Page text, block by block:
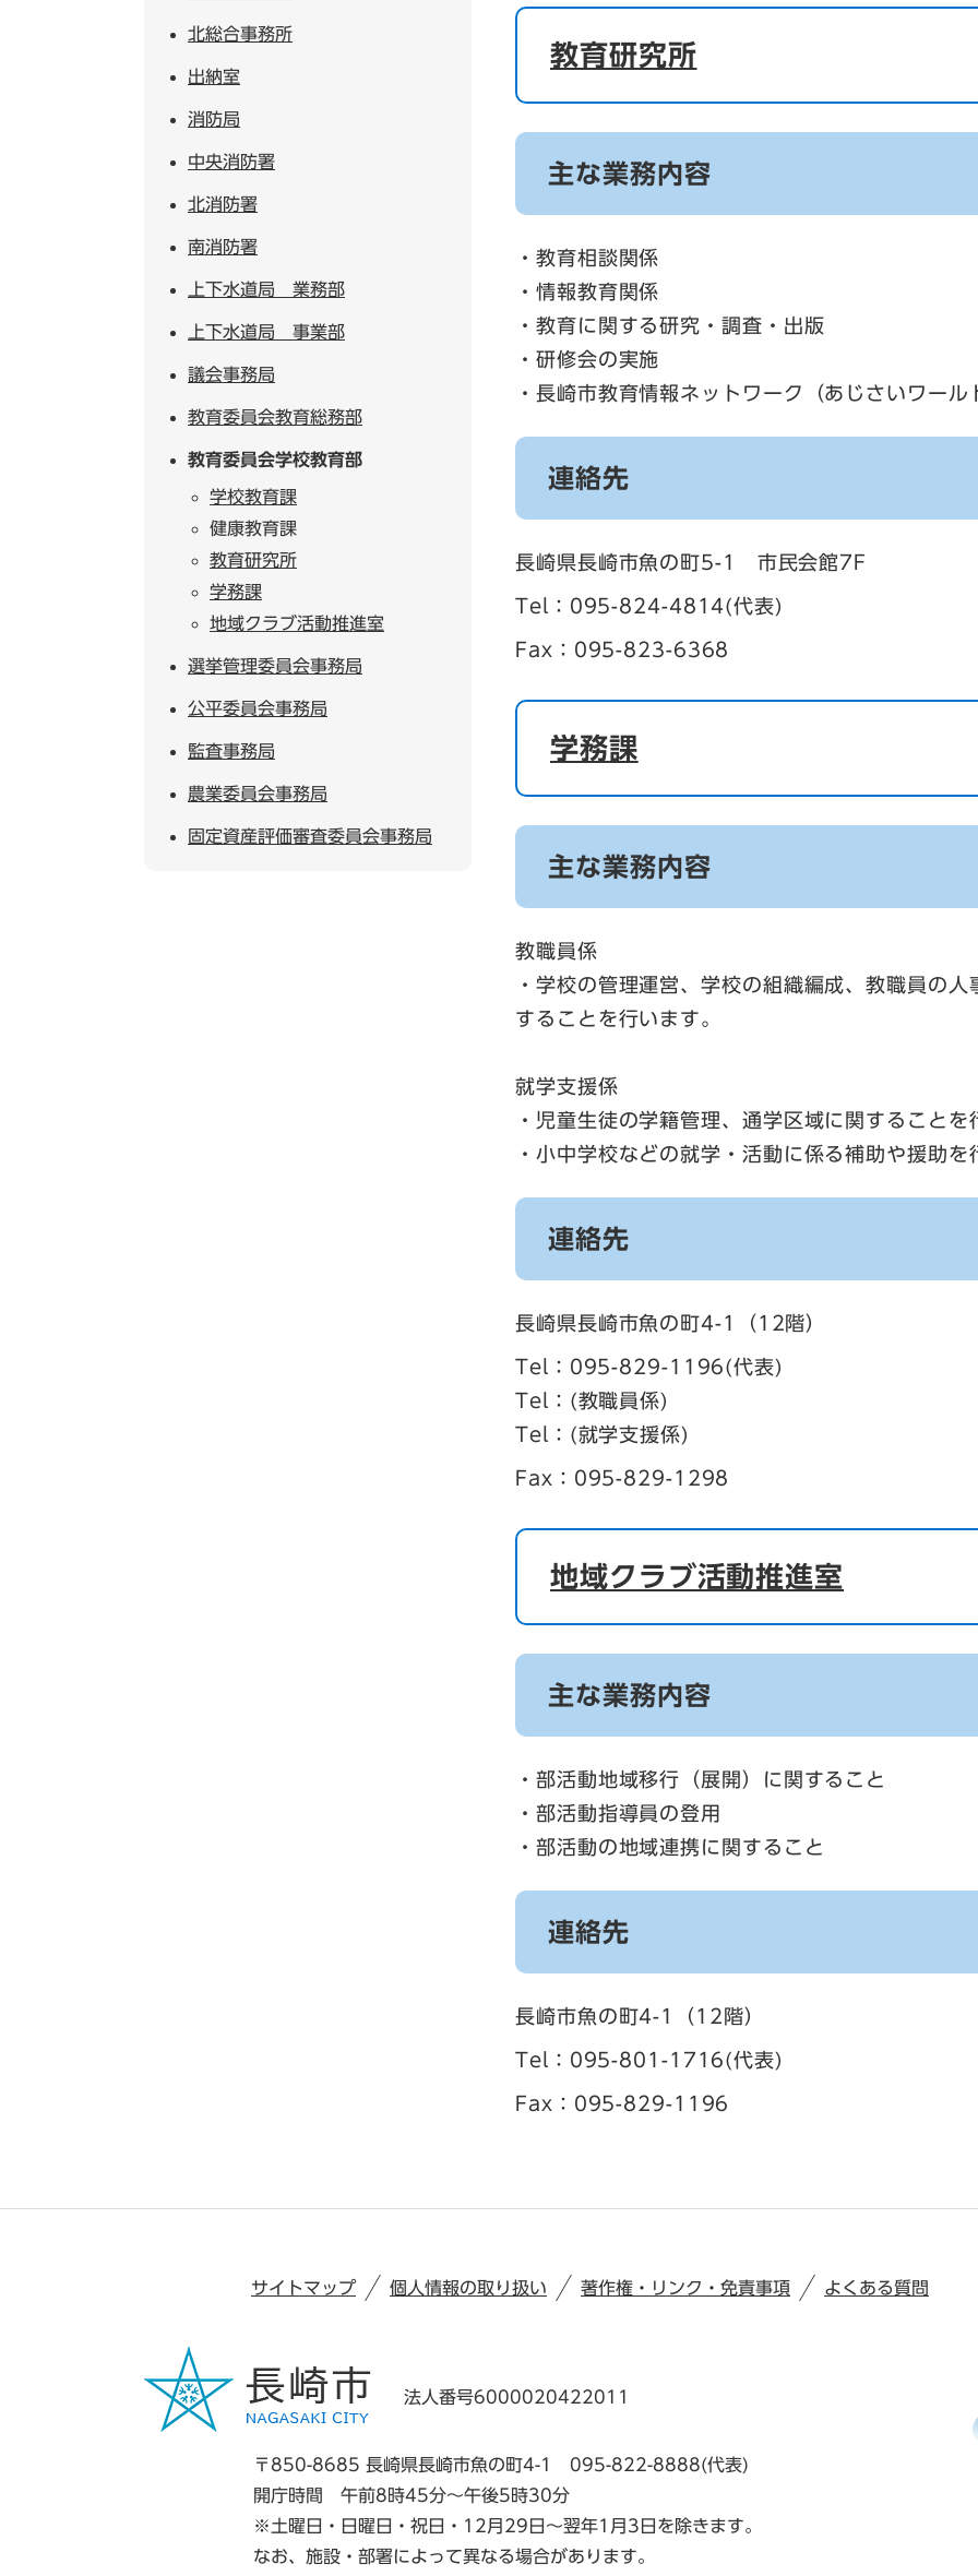
教育研究所
主な業務内容
・教育相談関係
・情報教育関係
・教育に関する研究・調査・出版
・研修会の実施
・長崎市教育情報ネットワーク（あじさいワール
連絡先
長崎県長崎市魚の町5-1 市民会館7F
Tel：095-824-4814 代表
Fax：095-823-6368
学務課
主な業務内容
教職員係
・学校の管理運営、学校の組織編成、教職員の
することを行います。
就学支援係
・児童生徒の学籍管理、通学区域に関することを
・小中学校などの就学・活動に係る補助や援助を
連絡先
長崎県長崎市魚の町4-1（12階）
Tel：095-829-1196 代表
Tel：
教職員係
Tel：
就学支援係
Fax：095-829-1298
地域クラブ活動推進室
主な業務内容
・部活動地域移行（展開）に関すること
・部活動指導員の登用
・部活動の地域連携に関すること
連絡先
長崎市魚の町4-1（12階）
Tel：095-801-1716 代表
Fax：095-829-1196
北総合事務所
出納室
消防局
中央消防署
北消防署
南消防署
上下水道局 業務部
上下水道局 事業部
議会事務局
教育委員会教育総務部
教育委員会学校教育部
学校教育課
健康教育課
教育研究所
学務課
地域クラブ活動推進室
選挙管理委員会事務局
公平委員会事務局
監査事務局
農業委員会事務局
固定資産評価審査委員会事務局
サイトマップ 個人情報の取り扱い 著作権・リンク・免責事項 よくある質問
法人番号6000020422011
〒850-8685 長崎県長崎市魚の町4-1
095-822-8888(代表)
開庁時間 午前8時45分～午後5時30分
※土曜日・日曜日・祝日・12月29日～翌年1月3日を除きます。
なお、施設・部署によって異なる場合があります。